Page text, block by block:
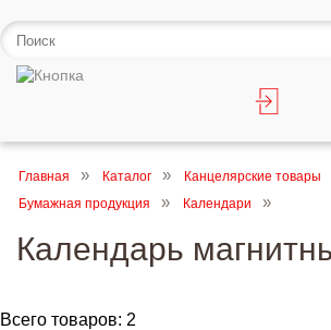
Главная Каталог
Канцелярские товары
Бумажная продукция
Календари
Календарь
Всего товаров: 2